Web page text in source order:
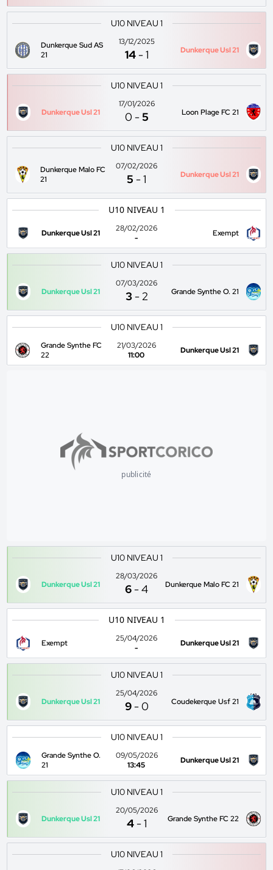
U10 NIVEAU 1
Dunkerque Sud AS
21
13/12/2025
14 -1 Dunkerque Usl 21
U10 NIVEAU 1
Dunkerque Usl 21
17/01/2026
0 -5 Loon Plage FC 21
U10 NIVEAU 1
Dunkerque Malo FC
21
07/02/2026
5 -1 Dunkerque Usl 21
U10 NIVEAU 1
Dunkerque Usl 21
28/02/2026
-
Exempt
U10 NIVEAU 1
Dunkerque Usl 21
07/03/2026
3 -2 Grande Synthe O. 21
U10 NIVEAU 1
Grande Synthe FC
22
21/03/2026
11:00
Dunkerque Usl 21
publicité
U10 NIVEAU 1
Dunkerque Usl 21
28/03/2026
6 -4 Dunkerque Malo FC 21
U10 NIVEAU 1
Exempt
25/04/2026
-
Dunkerque Usl 21
U10 NIVEAU 1
Dunkerque Usl 21
25/04/2026
9 -0 Coudekerque Usf 21
U10 NIVEAU 1
Grande Synthe O.
21
09/05/2026
13:45
Dunkerque Usl 21
U10 NIVEAU 1
Dunkerque Usl 21
20/05/2026
4 -1 Grande Synthe FC 22
U10 NIVEAU 1